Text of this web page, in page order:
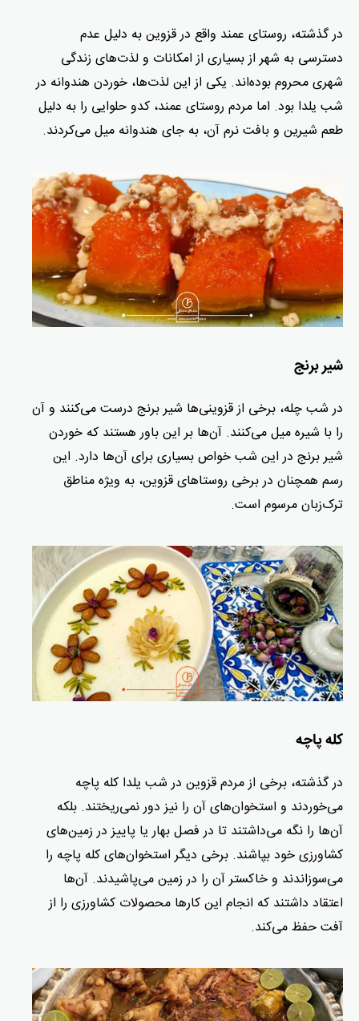
در گذشته، روستای عمند واقع در قزوین به دلیل عدم
دسترسی به شهر از بسیاری از امکانات و لذت‌های زندگی
شهری محروم بوده‌اند. یکی از این لذت‌ها، خوردن هندوانه در
شب یلدا بود. اما مردم روستای عمند، کدو حلوایی را به دلیل
طعم شیرین و بافت نرم آن، به جای هندوانه میل می‌کردند.
شیر برنج
در شب چله، برخی از قزوینی‌ها شیر برنج درست می‌کنند و آن
را با شیره میل می‌کنند. آن‌ها بر این باور هستند که خوردن
شیر برنج در این شب خواص بسیاری برای آن‌ها دارد. این
رسم همچنان در برخی روستاهای قزوین، به ویژه مناطق
ترک‌زبان مرسوم است.
کله پاچه
در گذشته، برخی از مردم قزوین در شب یلدا کله پاچه
می‌خوردند و استخوان‌های آن را نیز دور نمی‌ریختند. بلکه
آن‌ها را نگه می‌داشتند تا در فصل بهار یا پاییز در زمین‌های
کشاورزی خود بپاشند. برخی دیگر استخوان‌های کله پاچه را
می‌سوزاندند و خاکستر آن را در زمین می‌پاشیدند. آن‌ها
اعتقاد داشتند که انجام این کارها محصولات کشاورزی را از
آفت حفظ می‌کند.